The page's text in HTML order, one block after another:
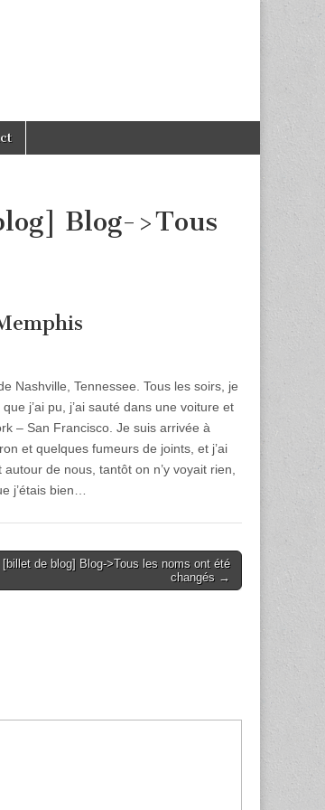
Blog->Tous
Nashville, Tennessee. Tous les soirs, je
j’ai pu, j’ai sauté dans une voiture et
– San Francisco. Je suis arrivée à
et quelques fumeurs de joints, et j’ai
de nous, tantôt on n’y voyait rien,
j’étais bien…
[billet de blog] Blog->Tous les noms ont été
changés →